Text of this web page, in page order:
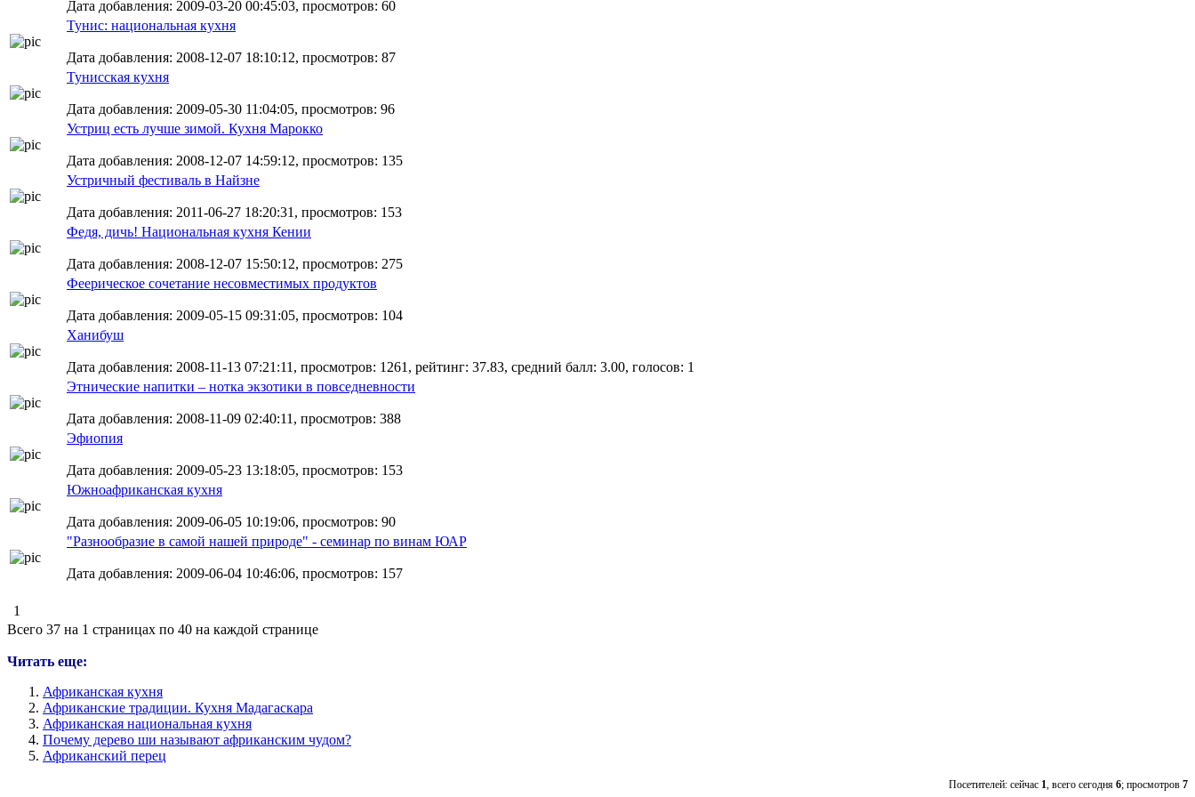
Дата добавления: 2009-03-20 00:45:03, просмотров: 60
Тунис: национальная кухня
Дата добавления: 2008-12-07 18:10:12, просмотров: 87
Тунисская кухня
Дата добавления: 2009-05-30 11:04:05, просмотров: 96
Устриц есть лучше зимой. Кухня Марокко
Дата добавления: 2008-12-07 14:59:12, просмотров: 135
Устричный фестиваль в Найзне
Дата добавления: 2011-06-27 18:20:31, просмотров: 153
Федя, дичь! Национальная кухня Кении
Дата добавления: 2008-12-07 15:50:12, просмотров: 275
Феерическое сочетание несовместимых продуктов
Дата добавления: 2009-05-15 09:31:05, просмотров: 104
Ханибуш
Дата добавления: 2008-11-13 07:21:11, просмотров: 1261, рейтинг: 37.83, средний балл: 3.00, голосов: 1
Этнические напитки – нотка экзотики в повседневности
Дата добавления: 2008-11-09 02:40:11, просмотров: 388
Эфиопия
Дата добавления: 2009-05-23 13:18:05, просмотров: 153
Южноафриканская кухня
Дата добавления: 2009-06-05 10:19:06, просмотров: 90
"Разнообразие в самой нашей природе" - семинар по винам ЮАР
Дата добавления: 2009-06-04 10:46:06, просмотров: 157
1
Всего 37 на 1 страницах по 40 на каждой странице
Читать еще:
Африканская кухня
Африканские традиции. Кухня Мадагаскара
Африканская национальная кухня
Почему дерево ши называют африканским чудом?
Африканский перец
Посетителей: сейчас 1, всего сегодня 6; просмотров 7